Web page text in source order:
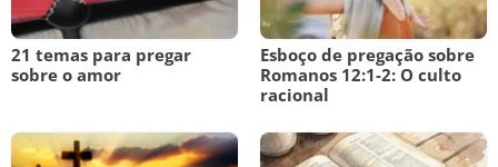
21 temas para pregar
sobre o amor
Esboço de pregação sobre
Romanos 12:1-2: O culto
racional